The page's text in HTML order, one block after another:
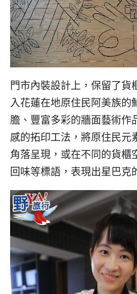
門市內裝設計上，保留了貨
入花蓮在地原住民阿美族的
膽、豐富多彩的牆面藝術作
感的拓印工法，將原住民元
角落呈現，或在不同的貨櫃
回味等標語，表現出星巴克